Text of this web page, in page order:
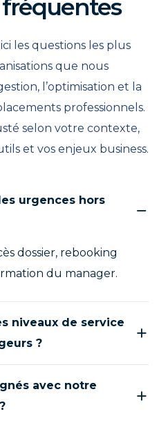
les questions les plus
que nous
l’optimisation et la
professionnels.
selon votre contexte,
et vos enjeux business.
urgences hors
dossier, rebooking
du manager.
niveaux de service
?
avec notre